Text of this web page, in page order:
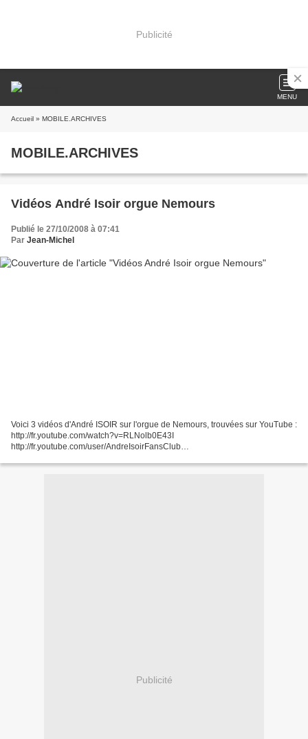
Publicité
MENU
Accueil » MOBILE.ARCHIVES
MOBILE.ARCHIVES
Vidéos André Isoir orgue Nemours
Publié le 27/10/2008 à 07:41
Par Jean-Michel
Voici 3 vidéos d'André ISOIR sur l'orgue de Nemours, trouvées sur YouTube :
http://fr.youtube.com/watch?v=RLNolb0E43I
http://fr.youtube.com/user/AndreIsoirFansClub
l'orgue de...
Publicité